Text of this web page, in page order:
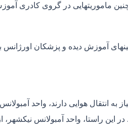
چنین ماموریتهایی در گروی کادری
آموزش دیده و پزشکان اورژانس
به انتقال هوایی دارند، واحد
این راستا، واحد آمبولانس نیکشهر،